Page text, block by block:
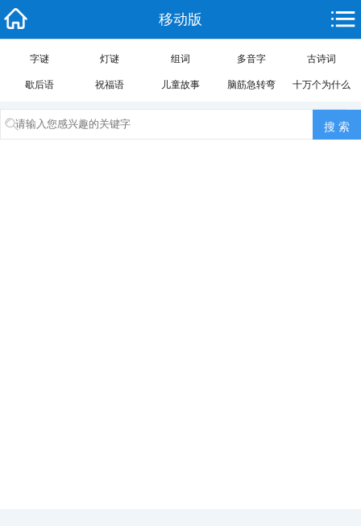
移动版
字谜 灯谜 组词 多音字 古诗词
歇后语 祝福语 儿童故事 脑筋急转弯 十万个为什么